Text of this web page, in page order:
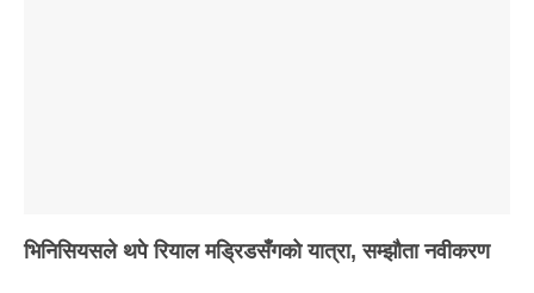
भिनिसियसले थपे रियाल मड्रिडसँगको यात्रा, सम्झौता नवीकरण